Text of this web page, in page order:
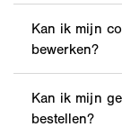
balkon
beter
situatie kiest.
De WAREMA
visuele
kunt het
bekijken en
virtuele
Ja, het
latere